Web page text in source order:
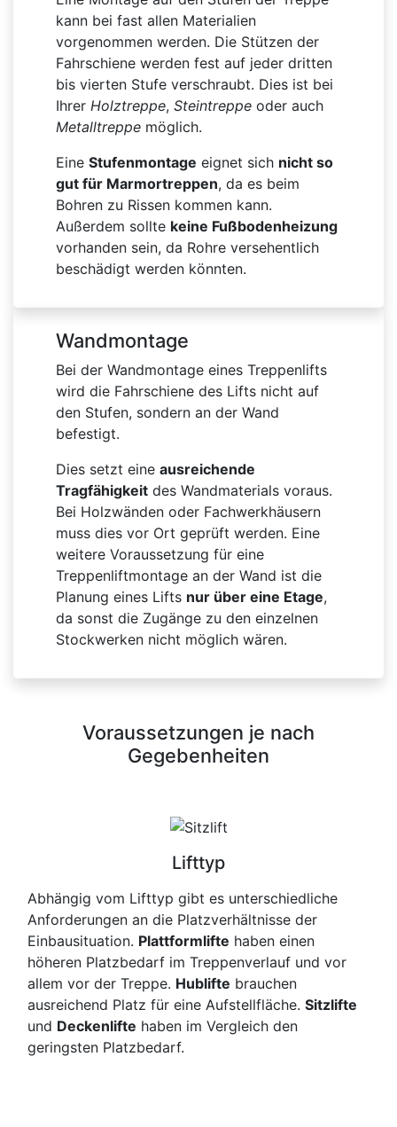
kann bei fast allen Materialien
vorgenommen werden. Die Stützen der
Fahrschiene werden fest auf jeder dritten
bis vierten Stufe verschraubt. Dies ist bei
Ihrer Holztreppe, Steintreppe oder auch
Metalltreppe möglich.
Eine Stufenmontage eignet sich nicht so
gut für Marmortreppen, da es beim
Bohren zu Rissen kommen kann.
Außerdem sollte keine Fußbodenheizung
vorhanden sein, da Rohre versehentlich
beschädigt werden könnten.
Wandmontage
Bei der Wandmontage eines Treppenlifts
wird die Fahrschiene des Lifts nicht auf
den Stufen, sondern an der Wand
befestigt.
Dies setzt eine ausreichende
Tragfähigkeit des Wandmaterials voraus.
Bei Holzwänden oder Fachwerkhäusern
muss dies vor Ort geprüft werden. Eine
weitere Voraussetzung für eine
Treppenliftmontage an der Wand ist die
Planung eines Lifts nur über eine Etage,
da sonst die Zugänge zu den einzelnen
Stockwerken nicht möglich wären.
Voraussetzungen je nach
Gegebenheiten
Lifttyp
Abhängig vom Lifttyp gibt es unterschiedliche
Anforderungen an die Platzverhältnisse der
Einbausituation. Plattformlifte haben einen
höheren Platzbedarf im Treppenverlauf und vor
allem vor der Treppe. Hublifte brauchen
ausreichend Platz für eine Aufstellfläche. Sitzlifte
und Deckenlifte haben im Vergleich den
geringsten Platzbedarf.